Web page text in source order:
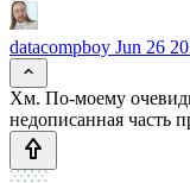
datacompboy Jun 26
Хм. По-моему
недописанная часть